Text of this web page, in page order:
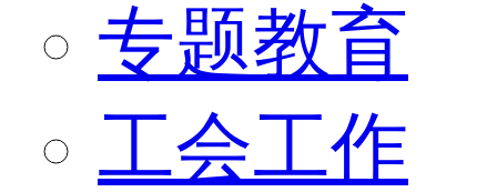
专题教育
工会工作